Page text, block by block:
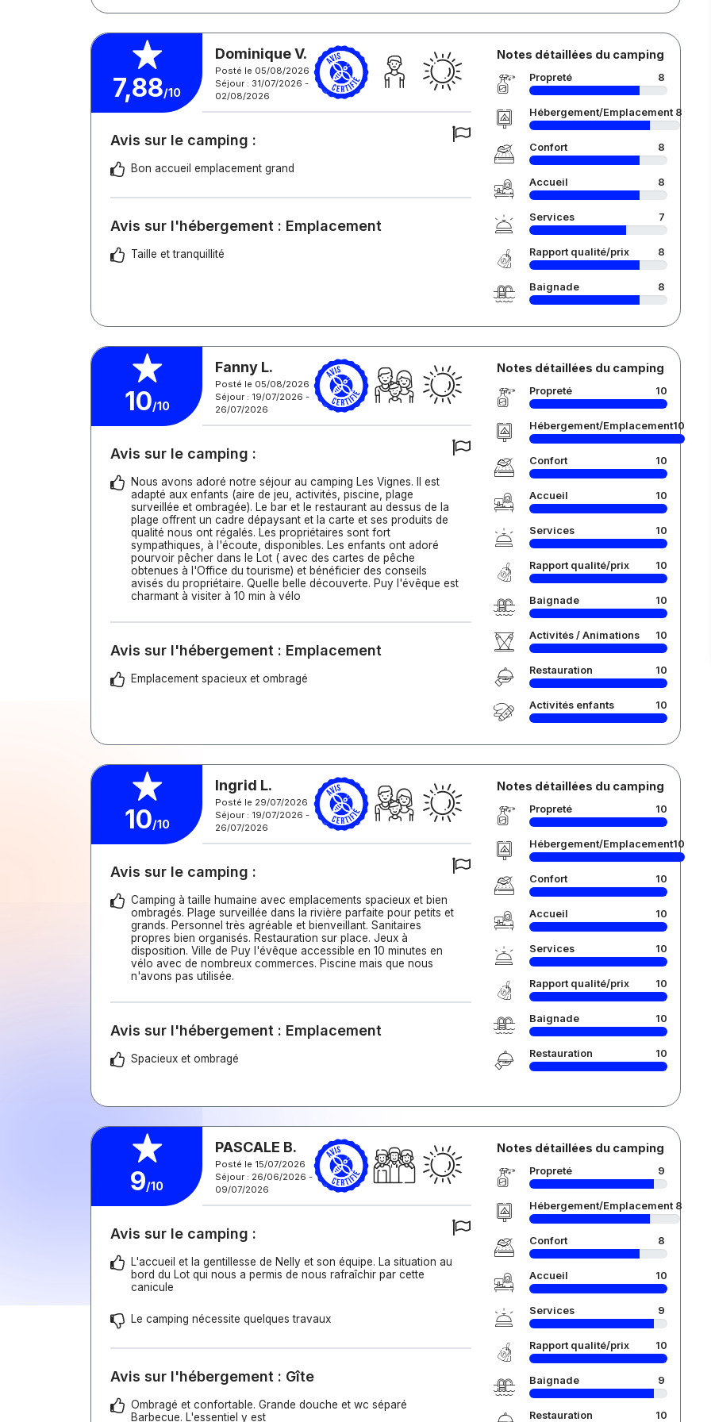
7,88/10
Dominique V.
Posté le 05/08/2026
Séjour : 31/07/2026 -
02/08/2026
Avis sur le camping :
Bon accueil emplacement grand
Avis sur l'hébergement : Emplacement
Taille et tranquillité
Notes détaillées du camping
Propreté 8
Hébergement/Emplacement 8
Confort 8
Accueil 8
Services 7
Rapport qualité/prix 8
Baignade 8
10/10
Fanny L.
Posté le 05/08/2026
Séjour : 19/07/2026 -
26/07/2026
Avis sur le camping :
Nous avons adoré notre séjour au camping Les Vignes. Il est
adapté aux enfants (aire de jeu, activités, piscine, plage
surveillée et ombragée). Le bar et le restaurant au dessus de la
plage offrent un cadre dépaysant et la carte et ses produits de
qualité nous ont régalés. Les propriétaires sont fort
sympathiques, à l'écoute, disponibles. Les enfants ont adoré
pourvoir pêcher dans le Lot ( avec des cartes de pêche
obtenues à l'Office du tourisme) et bénéficier des conseils
avisés du propriétaire. Quelle belle découverte. Puy l'évêque est
charmant à visiter à 10 min à vélo
Avis sur l'hébergement : Emplacement
Emplacement spacieux et ombragé
Notes détaillées du camping
Propreté 10
Hébergement/Emplacement10
Confort 10
Accueil 10
Services 10
Rapport qualité/prix 10
Baignade 10
Activités / Animations 10
Restauration 10
Activités enfants 10
10/10
Ingrid L.
Posté le 29/07/2026
Séjour : 19/07/2026 -
26/07/2026
Avis sur le camping :
Camping à taille humaine avec emplacements spacieux et bien
ombragés. Plage surveillée dans la rivière parfaite pour petits et
grands. Personnel très agréable et bienveillant. Sanitaires
propres bien organisés. Restauration sur place. Jeux à
disposition. Ville de Puy l'évêque accessible en 10 minutes en
vélo avec de nombreux commerces. Piscine mais que nous
n'avons pas utilisée.
Avis sur l'hébergement : Emplacement
Spacieux et ombragé
Notes détaillées du camping
Propreté 10
Hébergement/Emplacement10
Confort 10
Accueil 10
Services 10
Rapport qualité/prix 10
Baignade 10
Restauration 10
9/10
PASCALE B.
Posté le 15/07/2026
Séjour : 26/06/2026 -
09/07/2026
Avis sur le camping :
L'accueil et la gentillesse de Nelly et son équipe. La situation au
bord du Lot qui nous a permis de nous rafraîchir par cette
canicule
Le camping nécessite quelques travaux
Avis sur l'hébergement : Gîte
Ombragé et confortable. Grande douche et wc séparé
Barbecue. L'essentiel y est
Notes détaillées du camping
Propreté 9
Hébergement/Emplacement 8
Confort 8
Accueil 10
Services 9
Rapport qualité/prix 10
Baignade 9
Restauration 10